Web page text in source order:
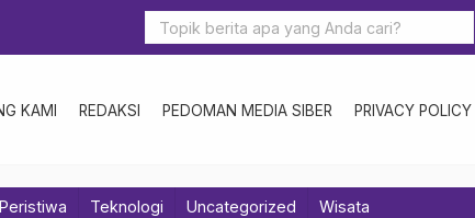
KAMI REDAKSI PEDOMAN MEDIA SIBER PRIVACY POLICY
Peristiwa Teknologi Uncategorized Wisata